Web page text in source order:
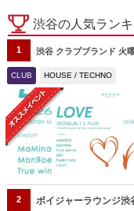
渋谷の人気ラン
1 渋谷 クラブブランド 火
CLUB HOUSE / TECHNO
2 ボイジャーラウンジ渋